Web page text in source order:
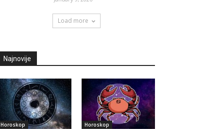
Load more
Najnovije
Horoskop Horoskop